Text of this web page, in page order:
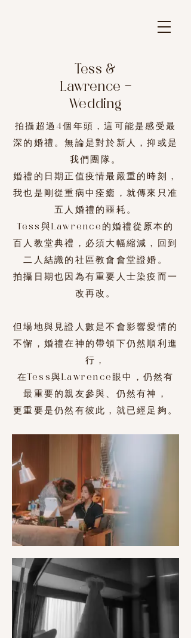
Tess &
Lawrence -
Wedding
拍攝超過4個年頭，這可能是感受最
深的婚禮。無論是對於新人，抑或是
我們團隊。
婚禮的日期正值疫情最嚴重的時刻，
我也是剛從重病中痊癒， 就傳來只准
五人婚禮的噩耗。
Tess與Lawrence的婚禮從原本的
百人教堂典禮，必須大幅縮減，回到
二人結識的社區教會會堂證婚。​
拍攝日期也因為有重要人士染疫而一
改再改。
但場地與見證人數是不會影響愛情的
不懈， 婚禮在神的帶領下仍然順利進
行，
在Tess與Lawrence眼中，仍然有
最重要的親友參與、仍然有神，
​更重要是仍然有彼此，就已經足夠。